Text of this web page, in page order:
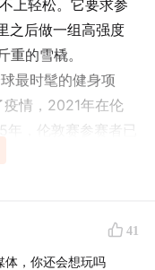
上轻松。它要求参
之后做一组高强度
的雪橇。
最时髦的健身项
疫情，2021年在伦
年，伦敦赛参赛者已
相当。而25/26赛
爆、成绩打卡站、
成为新型社交货
41
体，你还会想玩吗